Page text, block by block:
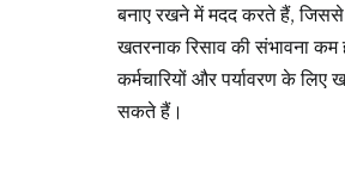
बनाए रखने में मदद करते हैं, जिससे
खतरनाक रिसाव की संभावना कम
कर्मचारियों और पर्यावरण के लिए
सकते हैं।